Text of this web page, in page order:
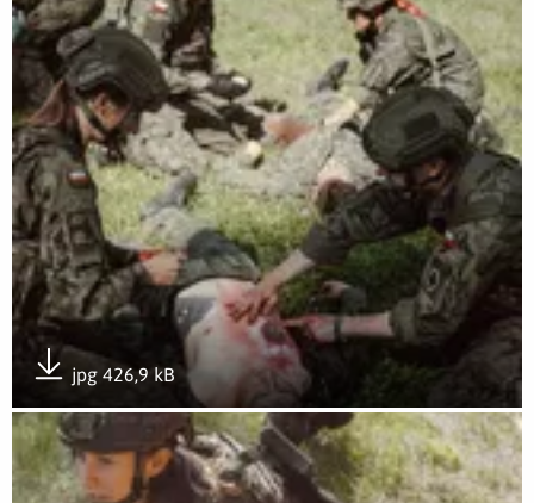
jpg 426,9 kB
Otwórz załącznik Combat medycy w akcji